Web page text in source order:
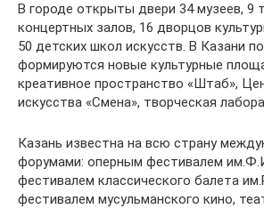
В городе открыты двери 34 музеев, 9
концертных залов, 16 дворцов
50 детских школ искусств. В Казани
формируются новые культурные
креативное пространство «Штаб»,
искусства «Смена», творческая
Казань известна на всю страну
форумами: оперным фестивалем
фестивалем классического балета
фестивалем мусульманского кино,